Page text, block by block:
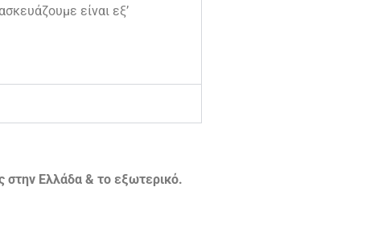
είναι εξ’
στην Ελλάδα & το εξωτερικό.